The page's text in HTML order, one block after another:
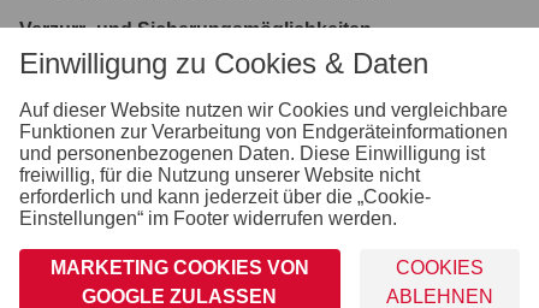
Verzurr- und Sicherungsmöglichkeiten
8 versenkte Verzurrbügel, auf der Ladefläche im
Rahmen integriert
Einhängemöglichkeiten für Planen und Netze
montierte Einhängeknöpfe zur Fixierung von Planen
und Netzen
Räder und Achsen
robuste Gummifederachse
wartungsfreie Kompaktradlager
Unterlegkeile inkl. Halterung montiert
Stoßdämpfer (100 km/h Vorbereitung)
Einwilligung zu Cookies & Daten
Auf dieser Website nutzen wir Cookies und vergleichbare
Funktionen zur Verarbeitung von Endgeräteinformationen
und personenbezogenen Daten. Diese Einwilligung ist
freiwillig, für die Nutzung unserer Website nicht
erforderlich und kann jederzeit über die „Cookie-
Einstellungen“ im Footer widerrufen werden.
MARKETING COOKIES VON
GOOGLE ZULASSEN
COOKIES
ABLEHNEN